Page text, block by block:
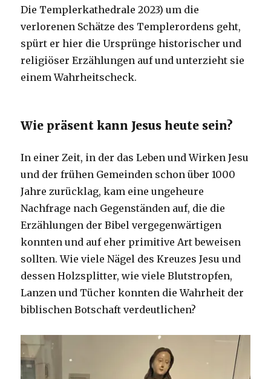
Die Templerkathedrale 2023) um die
verlorenen Schätze des Templerordens geht,
spürt er hier die Ursprünge historischer und
religiöser Erzählungen auf und unterzieht sie
einem Wahrheitscheck.
Wie präsent kann Jesus heute sein?
In einer Zeit, in der das Leben und Wirken Jesu
und der frühen Gemeinden schon über 1000
Jahre zurücklag, kam eine ungeheure
Nachfrage nach Gegenständen auf, die die
Erzählungen der Bibel vergegenwärtigen
konnten und auf eher primitive Art beweisen
sollten. Wie viele Nägel des Kreuzes Jesu und
dessen Holzsplitter, wie viele Blutstropfen,
Lanzen und Tücher konnten die Wahrheit der
biblischen Botschaft verdeutlichen?